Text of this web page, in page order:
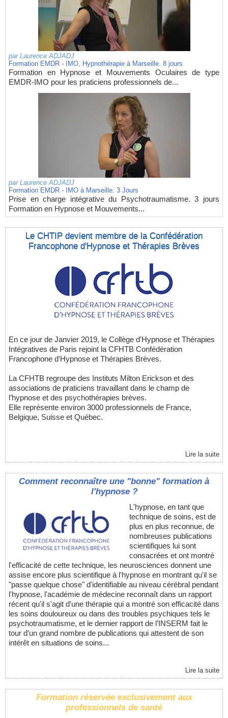
par Laurence ADJADJ
Formation EMDR - IMO, Hypnothérapie à Marseille. 8 jours
Formation en Hypnose et Mouvements Oculaires de type
EMDR-IMO pour les praticiens professionnels de...
par Laurence ADJADJ
Formation EMDR - IMO à Marseille. 3 Jours
Prise en charge intégrative du Psychotraumatisme. 3 jours
Formation en Hypnose et Mouvements...
Le CHTIP devient membre de la Confédération
Francophone d'Hypnose et Thérapies Brèves
En ce jour de Janvier 2019, le Collège d'Hypnose et Thérapies
Intégratives de Paris rejoint la CFHTB Confédération
Francophone d'Hypnose et Thérapies Brèves.
La CFHTB regroupe des Instituts Milton Erickson et des
associations de praticiens travaillant dans le champ de
l’hypnose et des psychothérapies brèves.
Elle représente environ 3000 professionnels de France,
Belgique, Suisse et Québec.
Lire la suite
Comment reconnaître une "bonne" formation à
l'hypnose ?
L'hypnose, en tant que
technique de soins, est de
plus en plus reconnue, de
nombreuses publications
scientifiques lui sont
consacrées et ont montré
l'efficacité de cette technique, les neurosciences donnent une
assise encore plus scientifique à l'hypnose en montrant qu'il se
"passe quelque chose" d'identifiable au niveau cérébral pendant
l'hypnose, l'académie de médecine reconnaît dans un rapport
récent qu'il s'agit d'une thérapie qui a montré son efficacité dans
les soins douloureux ou dans des troubles psychiques tels le
psychotraumatisme, et le dernier rapport de l’INSERM fait le
tour d’un grand nombre de publications qui attestent de son
intérêt en situations de soins...
Lire la suite
Formation réservée exclusivement aux
professionnels de santé